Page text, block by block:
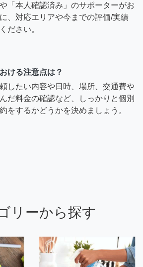
「本人確認済み」のサポーターがお
、対応エリアや今までの評価/実績
ださい。
ける注意点は？
したい内容や日時、場所、交通費や
だ料金の確認など、しっかりと個別
をするかどうかを決めましょう。
リーから探す